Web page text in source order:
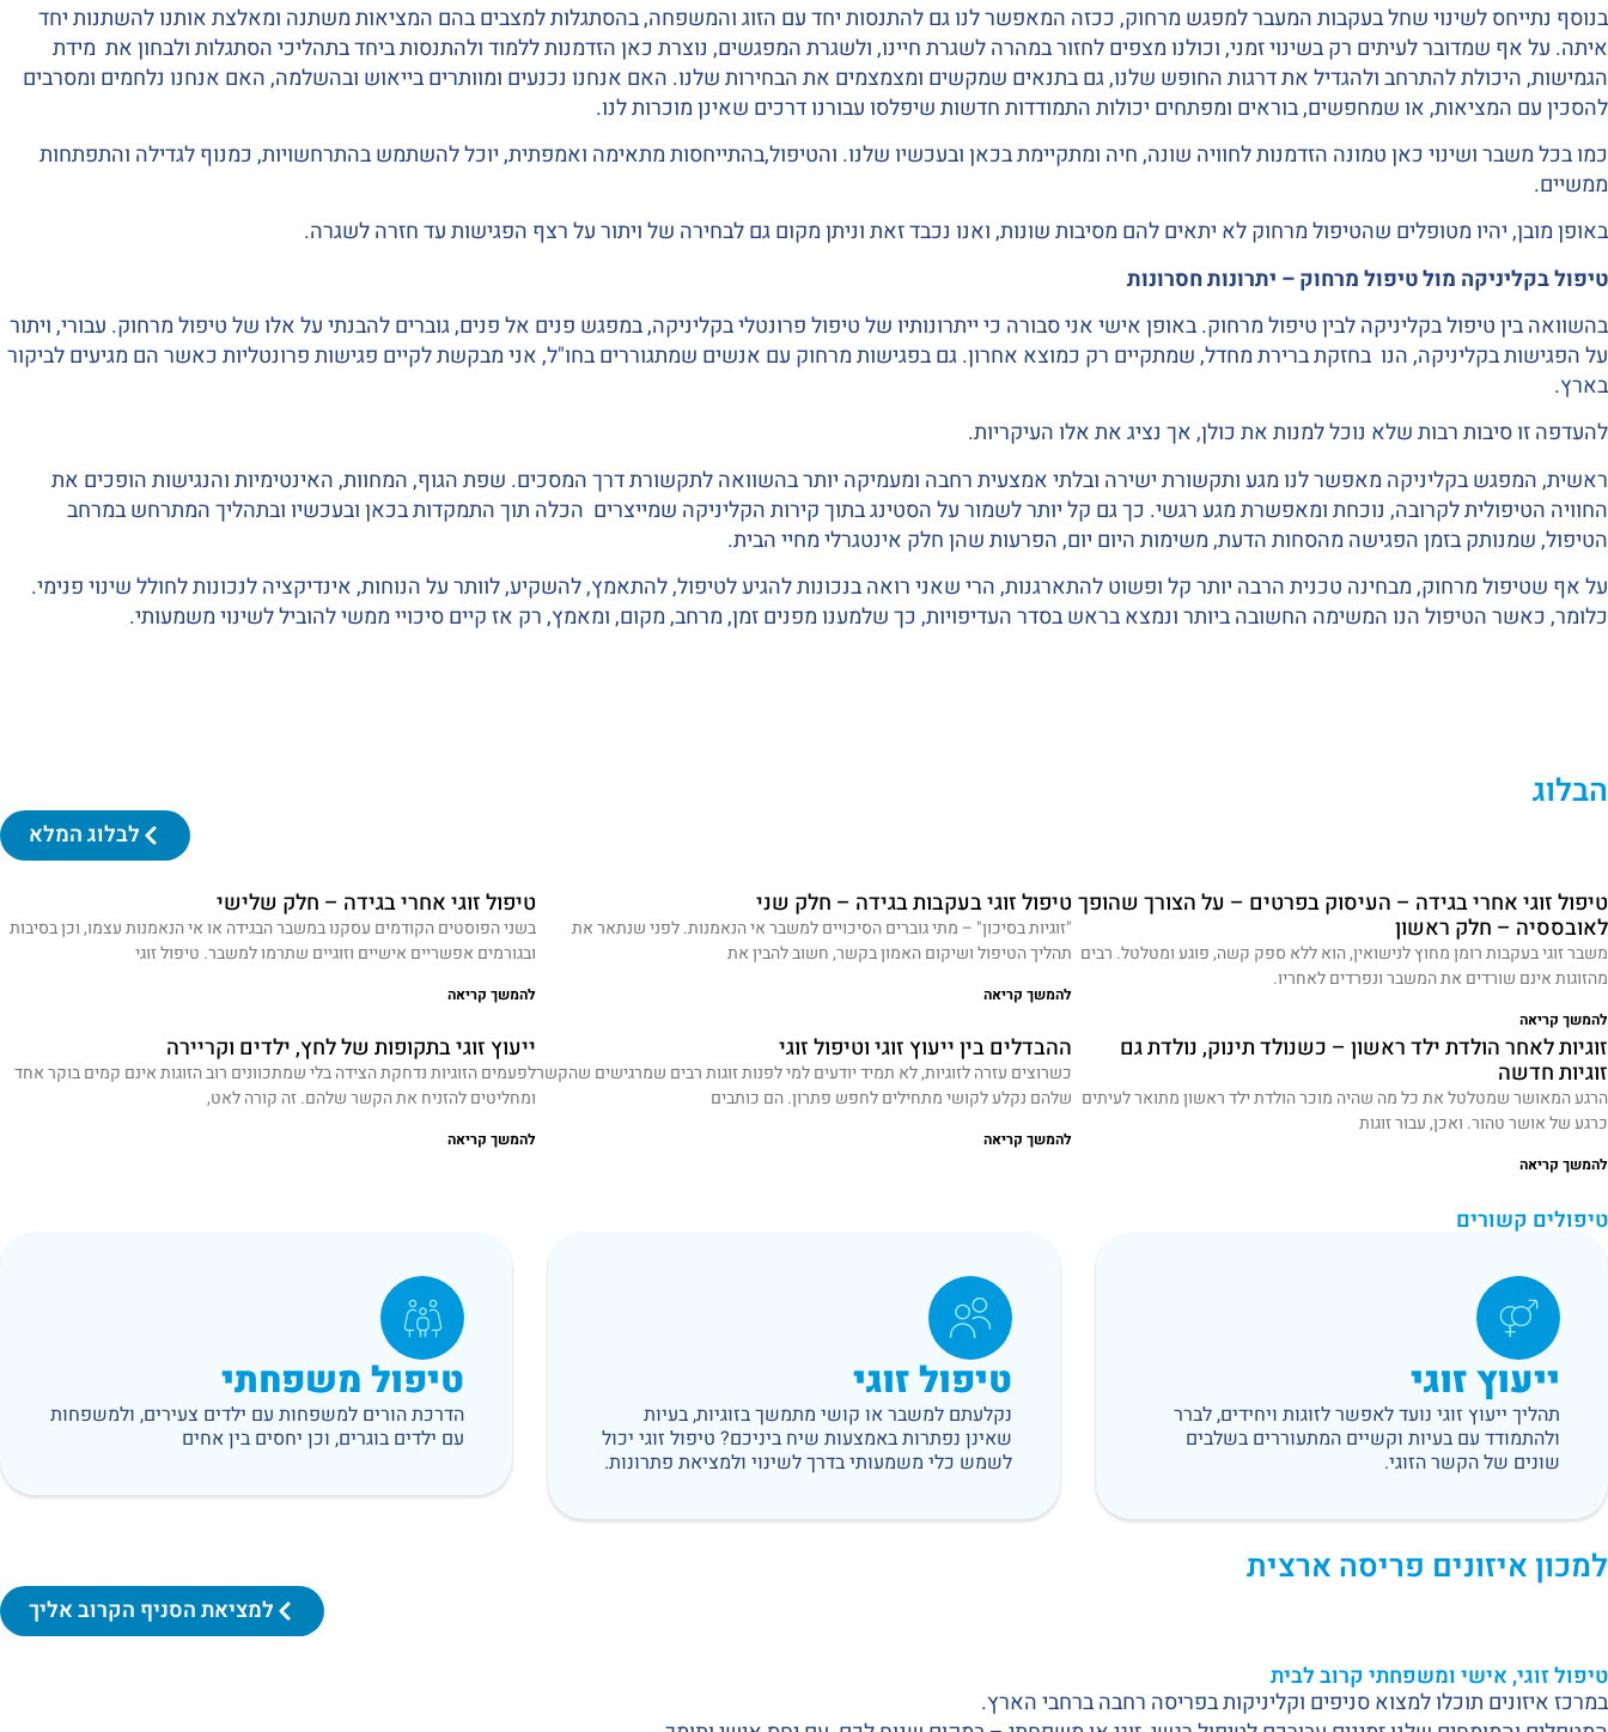
בנוסף נתייחס לשינוי שחל בעקבות המעבר למפגש מרחוק, ככזה המאפשר לנו גם להתנסות יחד עם הזוג והמשפחה, בהסתגלות למצבים בהם המציאות משתנה ומאלצת אותנו להשתנות יחד
איתה. על אף שמדובר לעיתים רק בשינוי זמני, וכולנו מצפים לחזור במהרה לשגרת חיינו, ולשגרת המפגשים, נוצרת כאן הזדמנות ללמוד ולהתנסות ביחד בתהליכי הסתגלות ולבחון את מידת
הגמישות, היכולת להתרחב ולהגדיל את דרגות החופש שלנו, גם בתנאים שמקשים ומצמצמים את הבחירות שלנו. האם אנחנו נכנעים ומוותרים בייאוש ובהשלמה, האם אנחנו נלחמים ומסרבים
להסכין עם המציאות, או שמחפשים, בוראים ומפתחים יכולות התמודדות חדשות שיפלסו עבורנו דרכים שאינן מוכרות לנו.
כמו בכל משבר ושינוי כאן טמונה הזדמנות לחוויה שונה, חיה ומתקיימת בכאן ובעכשיו שלנו. והטיפול,בהתייחסות מתאימה ואמפתית, יוכל להשתמש בהתרחשויות, כמנוף לגדילה והתפתחות
ממשיים.
באופן מובן, יהיו מטופלים שהטיפול מרחוק לא יתאים להם מסיבות שונות, ואנו נכבד זאת וניתן מקום גם לבחירה של ויתור על רצף הפגישות עד חזרה לשגרה.
טיפול בקליניקה מול טיפול מרחוק – יתרונות חסרונות
בהשוואה בין טיפול בקליניקה לבין טיפול מרחוק. באופן אישי אני סבורה כי ייתרונותיו של טיפול פרונטלי בקליניקה, במפגש פנים אל פנים, גוברים להבנתי על אלו של טיפול מרחוק. עבורי, ויתור
על הפגישות בקליניקה, הנו בחזקת ברירת מחדל, שמתקיים רק כמוצא אחרון. גם בפגישות מרחוק עם אנשים שמתגוררים בחו"ל, אני מבקשת לקיים פגישות פרונטליות כאשר הם מגיעים לביקור
בארץ.
להעדפה זו סיבות רבות שלא נוכל למנות את כולן, אך נציג את אלו העיקריות.
ראשית, המפגש בקליניקה מאפשר לנו מגע ותקשורת ישירה ובלתי אמצעית רחבה ומעמיקה יותר בהשוואה לתקשורת דרך המסכים. שפת הגוף, המחוות, האינטימיות והנגישות הופכים את
החוויה הטיפולית לקרובה, נוכחת ומאפשרת מגע רגשי. כך גם קל יותר לשמור על הסטינג בתוך קירות הקליניקה שמייצרים הכלה תוך התמקדות בכאן ובעכשיו ובתהליך המתרחש במרחב
הטיפול, שמנותק בזמן הפגישה מהסחות הדעת, משימות היום יום, הפרעות שהן חלק אינטגרלי מחיי הבית.
על אף שטיפול מרחוק, מבחינה טכנית הרבה יותר קל ופשוט להתארגנות, הרי שאני רואה בנכונות להגיע לטיפול, להתאמץ, להשקיע, לוותר על הנוחות, אינדיקציה לנכונות לחולל שינוי פנימי.
כלומר, כאשר הטיפול הנו המשימה החשובה ביותר ונמצא בראש בסדר העדיפויות, כך שלמענו מפנים זמן, מרחב, מקום, ומאמץ, רק אז קיים סיכויי ממשי להוביל לשינוי משמעותי.
הבלוג
לבלוג המלא
טיפול זוגי אחרי בגידה – העיסוק בפרטים – על הצורך שהופך
לאובססיה – חלק ראשון
משבר זוגי בעקבות רומן מחוץ לנישואין, הוא ללא ספק קשה, פוגע ומטלטל. רבים
מהזוגות אינם שורדים את המשבר ונפרדים לאחריו.
להמשך קריאה
טיפול זוגי בעקבות בגידה – חלק שני
"זוגיות בסיכון" – מתי גוברים הסיכויים למשבר אי הנאמנות. לפני שנתאר את
תהליך הטיפול ושיקום האמון בקשר, חשוב להבין את
להמשך קריאה
טיפול זוגי אחרי בגידה – חלק שלישי
בשני הפוסטים הקודמים עסקנו במשבר הבגידה או אי הנאמנות עצמו, וכן בסיבות
ובגורמים אפשריים אישיים וזוגיים שתרמו למשבר. טיפול זוגי
להמשך קריאה
זוגיות לאחר הולדת ילד ראשון – כשנולד תינוק, נולדת גם
זוגיות חדשה
הרגע המאושר שמטלטל את כל מה שהיה מוכר הולדת ילד ראשון מתואר לעיתים
כרגע של אושר טהור. ואכן, עבור זוגות
להמשך קריאה
ההבדלים בין ייעוץ זוגי וטיפול זוגי
כשרוצים עזרה לזוגיות, לא תמיד יודעים למי לפנות זוגות רבים שמרגישים שהקשר
שלהם נקלע לקושי מתחילים לחפש פתרון. הם כותבים
להמשך קריאה
ייעוץ זוגי בתקופות של לחץ, ילדים וקריירה
לפעמים הזוגיות נדחקת הצידה בלי שמתכוונים רוב הזוגות אינם קמים בוקר אחד
ומחליטים להזניח את הקשר שלהם. זה קורה לאט,
להמשך קריאה
טיפולים קשורים
ייעוץ זוגי
תהליך ייעוץ זוגי נועד לאפשר לזוגות ויחידים, לברר
ולהתמודד עם בעיות וקשיים המתעוררים בשלבים
שונים של הקשר הזוגי.
טיפול זוגי
נקלעתם למשבר או קושי מתמשך בזוגיות, בעיות
שאינן נפתרות באמצעות שיח ביניכם? טיפול זוגי יכול
לשמש כלי משמעותי בדרך לשינוי ולמציאת פתרונות.
טיפול משפחתי
הדרכת הורים למשפחות עם ילדים צעירים, ולמשפחות
עם ילדים בוגרים, וכן יחסים בין אחים
למכון איזונים פריסה ארצית
למציאת הסניף הקרוב אליך
טיפול זוגי, אישי ומשפחתי קרוב לבית
במרכז איזונים תוכלו למצוא סניפים וקליניקות בפריסה רחבה ברחבי הארץ.